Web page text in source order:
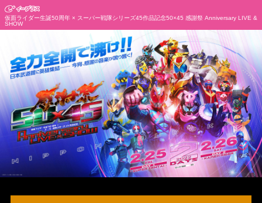
仮面ライダー生誕50周年 × スーパー戦隊シリーズ45作品記念50×45 感謝祭 Anniversary LIVE &
SHOW